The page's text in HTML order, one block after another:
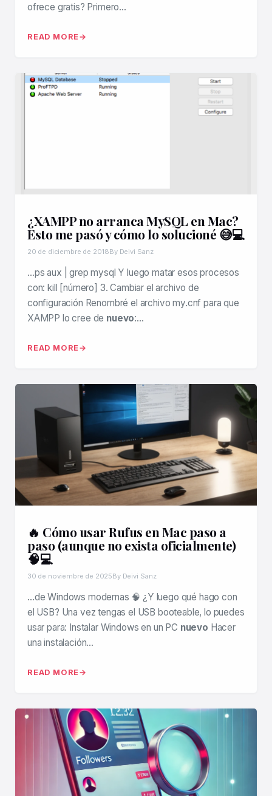
ofrece gratis? Primero…
READ MORE
¿XAMPP no arranca MySQL en Mac?
Esto me pasó y cómo lo solucioné 😅💻
20 de diciembre de 2018By Deivi Sanz
…ps aux | grep mysql Y luego matar esos procesos
con: kill [número] 3. Cambiar el archivo de
configuración Renombré el archivo my.cnf para que
XAMPP lo cree de nuevo:…
READ MORE
🔥 Cómo usar Rufus en Mac paso a
paso (aunque no exista oficialmente)
🧠💻
30 de noviembre de 2025By Deivi Sanz
…de Windows modernas 🧠 ¿Y luego qué hago con
el USB? Una vez tengas el USB booteable, lo puedes
usar para: Instalar Windows en un PC nuevo Hacer
una instalación…
READ MORE